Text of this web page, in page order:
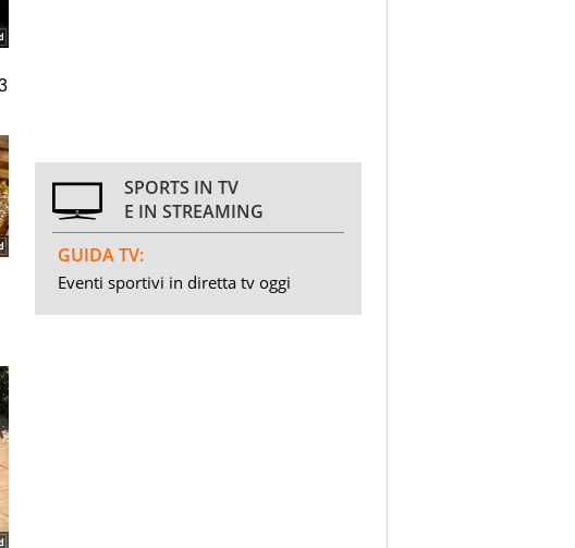
SPORTS IN TV
E IN STREAMING
GUIDA TV:
Eventi sportivi in diretta tv oggi